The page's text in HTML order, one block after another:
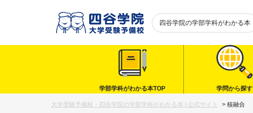
四谷学院の学部学科がわかる本
学部学科がわかる本TOP 学問から探す
大学受験予備校・四谷学院の学部学科がわかる本 | 公式サイト > 核融合